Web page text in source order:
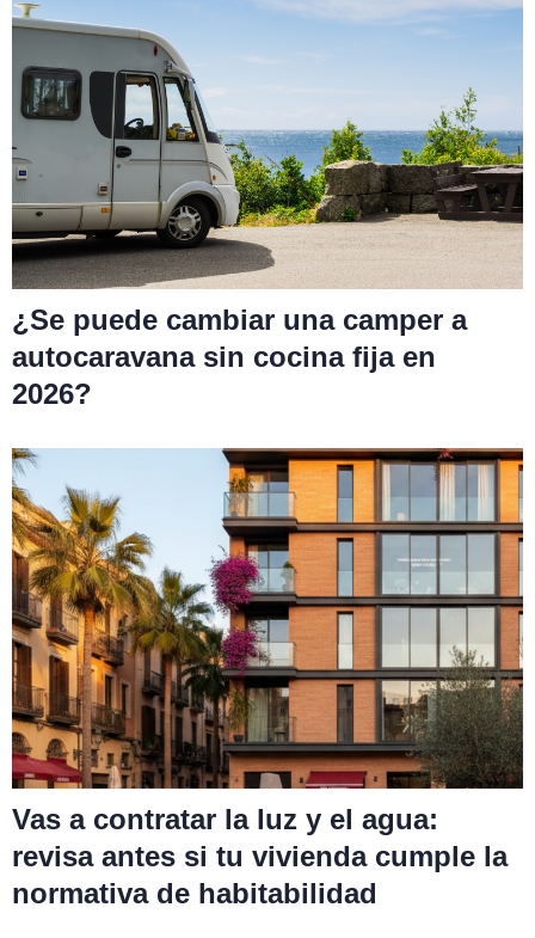
¿Se puede cambiar una camper a
autocaravana sin cocina fija en
2026?
Vas a contratar la luz y el agua:
revisa antes si tu vivienda cumple la
normativa de habitabilidad